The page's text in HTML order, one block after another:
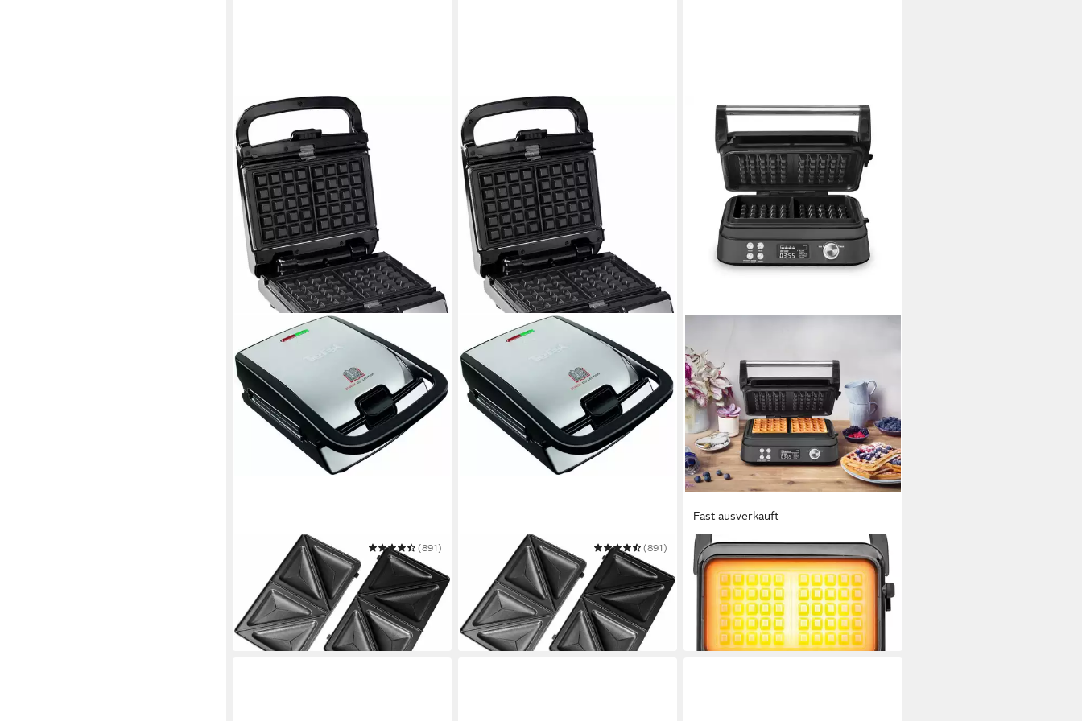
2-in-1-Kombi-Waffeleisen SW852D
Snack Collection
(891)
82,57 € UVP119,99 €
-31%
am nächsten Werktag bei dir
2-in-1-Kombi-Waffeleisen SW852D
Snack Collection
(891)
82,57 € UVP119,99 €
-31%
am nächsten Werktag bei dir
Fast ausverkauft
GASTROBACK
Waffeleisen Waffeleisen Advanced
Control 42449 BLACK EDITION
114,62 €
10,47 €mtl. in 12 Raten
am nächsten Werktag bei dir